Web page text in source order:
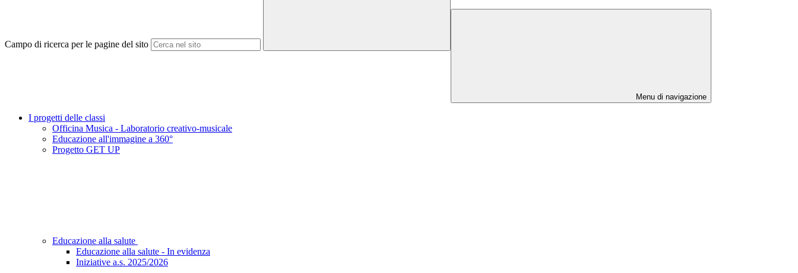
Campo di ricerca per le pagine del sito
Menu di navigazione
I progetti delle classi
Officina Musica - Laboratorio creativo-musicale
Educazione all'immagine a 360°
Progetto GET UP
Educazione alla salute
Educazione alla salute - In evidenza
Iniziative a.s. 2025/2026